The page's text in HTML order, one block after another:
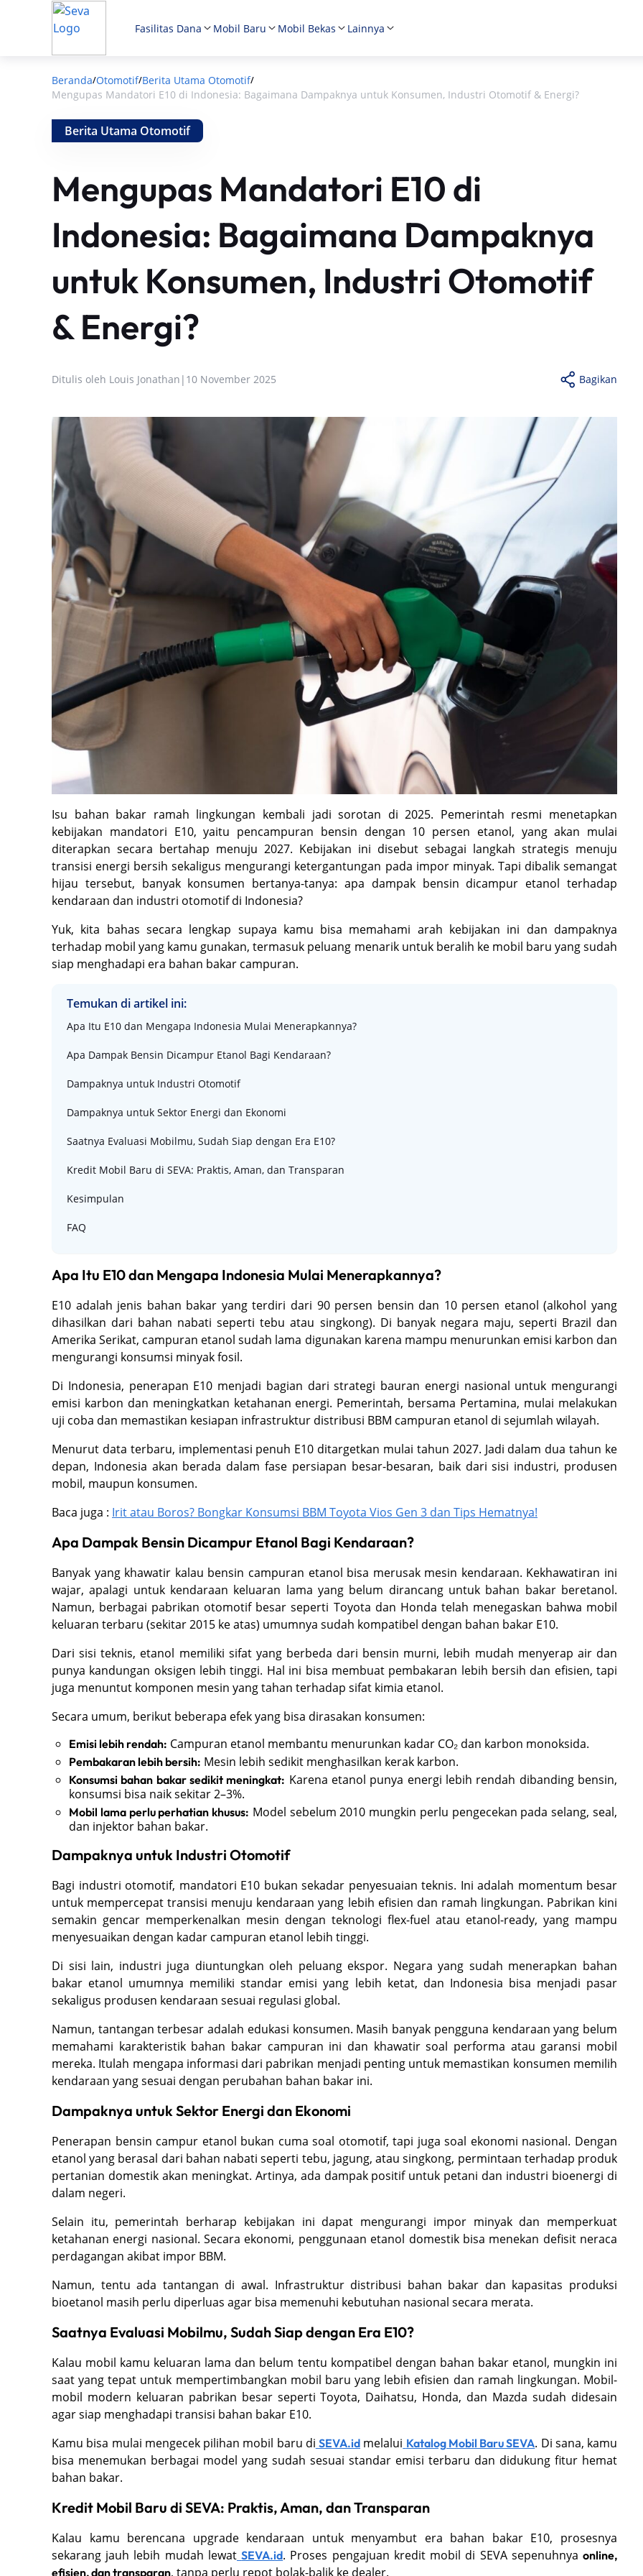
Fasilitas Dana Mobil Baru Mobil Bekas Lainnya
Beranda/Otomotif/Berita Utama Otomotif/
Mengupas Mandatori E10 di Indonesia: Bagaimana Dampaknya untuk Konsumen, Industri Otomotif & Energi?
Berita Utama Otomotif
Mengupas Mandatori E10 di
Indonesia: Bagaimana Dampaknya
untuk Konsumen, Industri Otomotif
& Energi?
Ditulis oleh Louis Jonathan | 10 November 2025 Bagikan
Isu bahan bakar ramah lingkungan kembali jadi sorotan di 2025. Pemerintah resmi menetapkan
kebijakan mandatori E10, yaitu pencampuran bensin dengan 10 persen etanol, yang akan mulai
diterapkan secara bertahap menuju 2027. Kebijakan ini disebut sebagai langkah strategis menuju
transisi energi bersih sekaligus mengurangi ketergantungan pada impor minyak. Tapi dibalik semangat
hijau tersebut, banyak konsumen bertanya-tanya: apa dampak bensin dicampur etanol terhadap
kendaraan dan industri otomotif di Indonesia?
Yuk, kita bahas secara lengkap supaya kamu bisa memahami arah kebijakan ini dan dampaknya
terhadap mobil yang kamu gunakan, termasuk peluang menarik untuk beralih ke mobil baru yang sudah
siap menghadapi era bahan bakar campuran.
Temukan di artikel ini:
Apa Itu E10 dan Mengapa Indonesia Mulai Menerapkannya?
Apa Dampak Bensin Dicampur Etanol Bagi Kendaraan?
Dampaknya untuk Industri Otomotif
Dampaknya untuk Sektor Energi dan Ekonomi
Saatnya Evaluasi Mobilmu, Sudah Siap dengan Era E10?
Kredit Mobil Baru di SEVA: Praktis, Aman, dan Transparan
Kesimpulan
FAQ
Apa Itu E10 dan Mengapa Indonesia Mulai Menerapkannya?
E10 adalah jenis bahan bakar yang terdiri dari 90 persen bensin dan 10 persen etanol (alkohol yang
dihasilkan dari bahan nabati seperti tebu atau singkong). Di banyak negara maju, seperti Brazil dan
Amerika Serikat, campuran etanol sudah lama digunakan karena mampu menurunkan emisi karbon dan
mengurangi konsumsi minyak fosil.
Di Indonesia, penerapan E10 menjadi bagian dari strategi bauran energi nasional untuk mengurangi
emisi karbon dan meningkatkan ketahanan energi. Pemerintah, bersama Pertamina, mulai melakukan
uji coba dan memastikan kesiapan infrastruktur distribusi BBM campuran etanol di sejumlah wilayah.
Menurut data terbaru, implementasi penuh E10 ditargetkan mulai tahun 2027. Jadi dalam dua tahun ke
depan, Indonesia akan berada dalam fase persiapan besar-besaran, baik dari sisi industri, produsen
mobil, maupun konsumen.
Baca juga : Irit atau Boros? Bongkar Konsumsi BBM Toyota Vios Gen 3 dan Tips Hematnya!
Apa Dampak Bensin Dicampur Etanol Bagi Kendaraan?
Banyak yang khawatir kalau bensin campuran etanol bisa merusak mesin kendaraan. Kekhawatiran ini
wajar, apalagi untuk kendaraan keluaran lama yang belum dirancang untuk bahan bakar beretanol.
Namun, berbagai pabrikan otomotif besar seperti Toyota dan Honda telah menegaskan bahwa mobil
keluaran terbaru (sekitar 2015 ke atas) umumnya sudah kompatibel dengan bahan bakar E10.
Dari sisi teknis, etanol memiliki sifat yang berbeda dari bensin murni, lebih mudah menyerap air dan
punya kandungan oksigen lebih tinggi. Hal ini bisa membuat pembakaran lebih bersih dan efisien, tapi
juga menuntut komponen mesin yang tahan terhadap sifat kimia etanol.
Secara umum, berikut beberapa efek yang bisa dirasakan konsumen:
Emisi lebih rendah: Campuran etanol membantu menurunkan kadar CO₂ dan karbon monoksida.
Pembakaran lebih bersih: Mesin lebih sedikit menghasilkan kerak karbon.
Konsumsi bahan bakar sedikit meningkat: Karena etanol punya energi lebih rendah dibanding bensin,
konsumsi bisa naik sekitar 2–3%.
Mobil lama perlu perhatian khusus: Model sebelum 2010 mungkin perlu pengecekan pada selang, seal,
dan injektor bahan bakar.
Dampaknya untuk Industri Otomotif
Bagi industri otomotif, mandatori E10 bukan sekadar penyesuaian teknis. Ini adalah momentum besar
untuk mempercepat transisi menuju kendaraan yang lebih efisien dan ramah lingkungan. Pabrikan kini
semakin gencar memperkenalkan mesin dengan teknologi flex-fuel atau etanol-ready, yang mampu
menyesuaikan dengan kadar campuran etanol lebih tinggi.
Di sisi lain, industri juga diuntungkan oleh peluang ekspor. Negara yang sudah menerapkan bahan
bakar etanol umumnya memiliki standar emisi yang lebih ketat, dan Indonesia bisa menjadi pasar
sekaligus produsen kendaraan sesuai regulasi global.
Namun, tantangan terbesar adalah edukasi konsumen. Masih banyak pengguna kendaraan yang belum
memahami karakteristik bahan bakar campuran ini dan khawatir soal performa atau garansi mobil
mereka. Itulah mengapa informasi dari pabrikan menjadi penting untuk memastikan konsumen memilih
kendaraan yang sesuai dengan perubahan bahan bakar ini.
Dampaknya untuk Sektor Energi dan Ekonomi
Penerapan bensin campur etanol bukan cuma soal otomotif, tapi juga soal ekonomi nasional. Dengan
etanol yang berasal dari bahan nabati seperti tebu, jagung, atau singkong, permintaan terhadap produk
pertanian domestik akan meningkat. Artinya, ada dampak positif untuk petani dan industri bioenergi di
dalam negeri.
Selain itu, pemerintah berharap kebijakan ini dapat mengurangi impor minyak dan memperkuat
ketahanan energi nasional. Secara ekonomi, penggunaan etanol domestik bisa menekan defisit neraca
perdagangan akibat impor BBM.
Namun, tentu ada tantangan di awal. Infrastruktur distribusi bahan bakar dan kapasitas produksi
bioetanol masih perlu diperluas agar bisa memenuhi kebutuhan nasional secara merata.
Saatnya Evaluasi Mobilmu, Sudah Siap dengan Era E10?
Kalau mobil kamu keluaran lama dan belum tentu kompatibel dengan bahan bakar etanol, mungkin ini
saat yang tepat untuk mempertimbangkan mobil baru yang lebih efisien dan ramah lingkungan. Mobil-
mobil modern keluaran pabrikan besar seperti Toyota, Daihatsu, Honda, dan Mazda sudah didesain
agar siap menghadapi transisi bahan bakar E10.
Kamu bisa mulai mengecek pilihan mobil baru di SEVA.id melalui Katalog Mobil Baru SEVA. Di sana, kamu
bisa menemukan berbagai model yang sudah sesuai standar emisi terbaru dan didukung fitur hemat
bahan bakar.
Kredit Mobil Baru di SEVA: Praktis, Aman, dan Transparan
Kalau kamu berencana upgrade kendaraan untuk menyambut era bahan bakar E10, prosesnya
sekarang jauh lebih mudah lewat SEVA.id. Proses pengajuan kredit mobil di SEVA sepenuhnyaonline,
efisien, dan transparan, tanpa perlu repot bolak-balik ke dealer.